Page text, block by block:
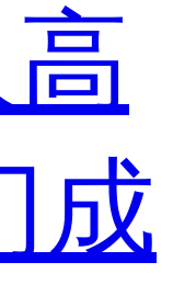
成